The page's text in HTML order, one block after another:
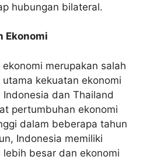
hubungan bilateral.
Ekonomi
merupakan salah
kekuatan ekonomi
Indonesia dan Thailand
pertumbuhan ekonomi
dalam beberapa tahun
Indonesia memiliki
lebih besar dan ekonomi